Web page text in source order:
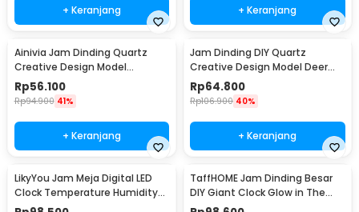
+ Keranjang + Keranjang
Ainivia Jam Dinding Quartz
Creative Design Model
Luminous 30cm - MM61WC
Rp56.100
Rp94.900 41%
+ Keranjang
Jam Dinding DIY Quartz
Creative Design Model Deer
Head 80cm - Q8073
Rp64.800
Rp106.900 40%
+ Keranjang
LikyYou Jam Meja Digital LED
Clock Temperature Humidity
Control - CYP-105
TaffHOME Jam Dinding Besar
DIY Giant Clock Glow in The
Dark 90-100cm - DIY-106